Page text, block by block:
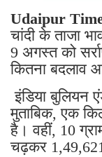
Udaipur
चांदी के ताजा
9 अगस्त को
कितना बदलाव
इंडिया बुलियन
मुताबिक, एक
है। वहीं, 10
चढ़कर